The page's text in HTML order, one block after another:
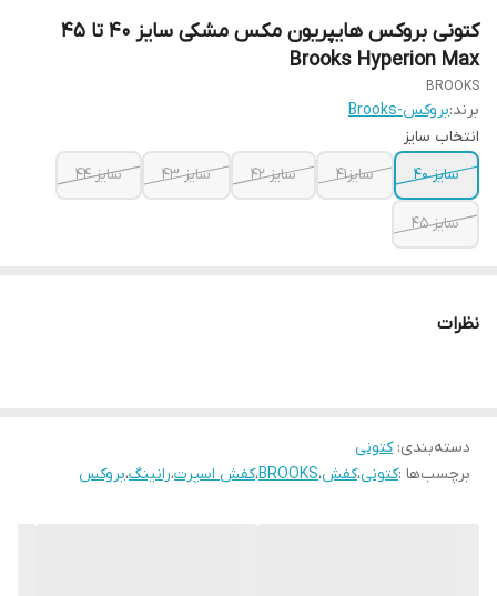
کتونی بروکس هایپریون مکس مشکی سایز 40 تا 45
Brooks Hyperion Max
BROOKS
برند:بروکس-Brooks
انتخاب سایز
سایز 40
سایز41 سایز 42 سایز 43 سایز 44
سایز 45
نظرات
دسته‌بندی:کتونی
برچسب‌ها :کتونی،کفش،BROOKS،کفش اسپرت،رانینگ،بروکس